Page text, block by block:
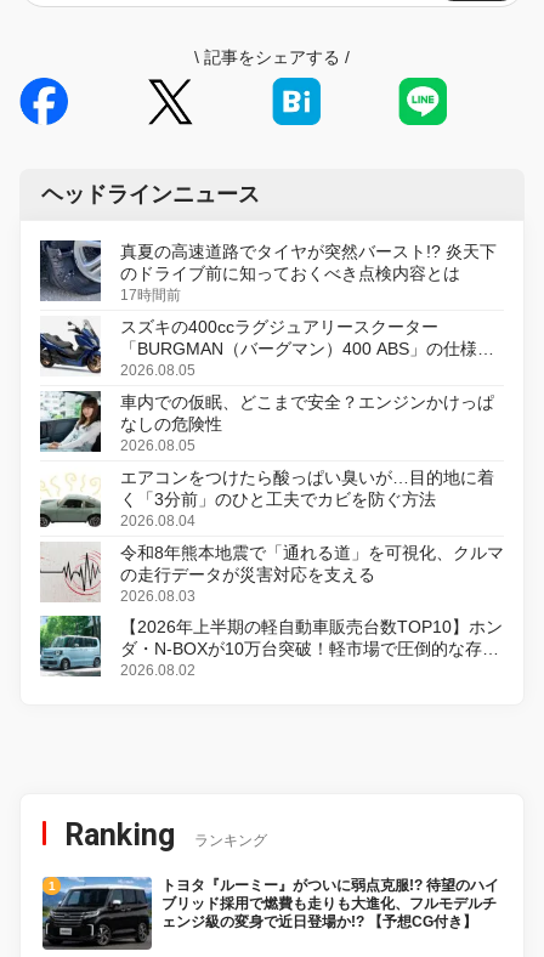
\ 記事をシェアする /
ヘッドラインニュース
真夏の高速道路でタイヤが突然バースト!? 炎天下
のドライブ前に知っておくべき点検内容とは
17時間前
スズキの400ccラグジュアリースクーター
「BURGMAN（バーグマン）400 ABS」の仕様を
変更し、8月18日に発売
2026.08.05
車内での仮眠、どこまで安全？エンジンかけっぱ
なしの危険性
2026.08.05
エアコンをつけたら酸っぱい臭いが…目的地に着
く「3分前」のひと工夫でカビを防ぐ方法
2026.08.04
令和8年熊本地震で「通れる道」を可視化、クルマ
の走行データが災害対応を支える
2026.08.03
【2026年上半期の軽自動車販売台数TOP10】ホン
ダ・N-BOXが10万台突破！軽市場で圧倒的な存在
感
2026.08.02
Ranking ランキング
トヨタ『ルーミー』がついに弱点克服!? 待望のハイ
ブリッド採用で燃費も走りも大進化、フルモデルチ
ェンジ級の変身で近日登場か!? 【予想CG付き】